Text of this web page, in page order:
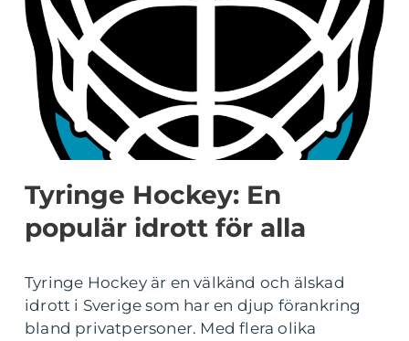
Tyringe Hockey: En
populär idrott för alla
Tyringe Hockey är en välkänd och älskad
idrott i Sverige som har en djup förankring
bland privatpersoner. Med flera olika